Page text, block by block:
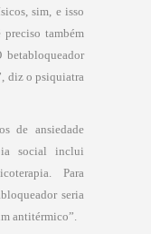
sim, e isso
também
diz o psiquiatra
de ansiedade
social inclui
Para
seria
antitérmico”.